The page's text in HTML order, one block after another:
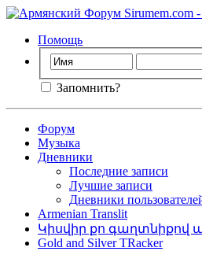
Помощь
Запомнить?
Форум
Музыка
Дневники
Последние записи
Лучшие записи
Дневники
Armenian Translit
Կիսվիր քո գաղտնիքով
Gold and Silver TRacker